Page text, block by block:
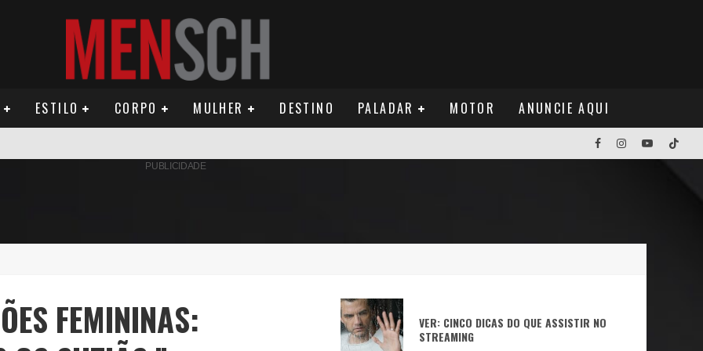
ESTILO CORPO MULHER DESTINO PALADAR MOTOR ANUNCIE AQUI
DO SUL E SEU LEGADO
E PROPÓSITO HUMANO
PUBLICIDADE
FEMININAS:
VER: CINCO DICAS DO QUE ASSISTIR NO
STREAMING